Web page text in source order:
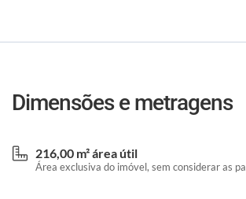
Dimensões e metragens
216,00 m² área útil
Área exclusiva do imóvel, sem considerar as